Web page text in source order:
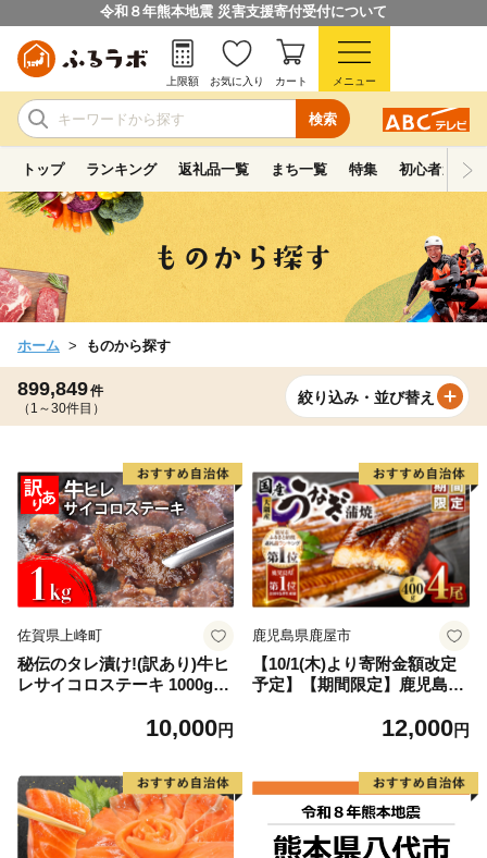
令和８年熊本地震 災害支援寄付受付について
検索
上限額 お気に入り カート メニュー
トップ ランキング 返礼品一覧 まち一覧 特集 初心者ガイド
ホーム ものから探す
899,849件
（1～30件目）
絞り込み・並び替え
佐賀県上峰町
秘伝のタレ漬け!(訳あり)牛ヒ
レサイコロステーキ 1000g
10,000円
鹿児島県鹿屋市
【10/1(木)より寄附金額改定
予定】【期間限定】鹿児島県
12,000円